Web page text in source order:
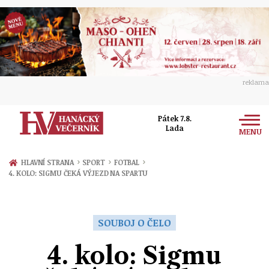
reklama
Pátek 7.8.
Lada
MENU
Zprávy
Ekonomika
HLAVNÍ STRANA › SPORT › FOTBAL ›
4. KOLO: SIGMU ČEKÁ VÝJEZD NA SPARTU
SOUBOJ O ČELO
4. kolo: Sigmu